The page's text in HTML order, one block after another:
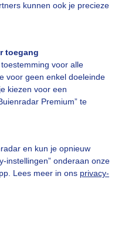
kunnen ook je precieze
toegang
voor alle
voor geen enkel doeleinde
kiezen voor een
Premium” te
en kun je opnieuw
instellingen” onderaan onze
Lees meer in ons privacy-